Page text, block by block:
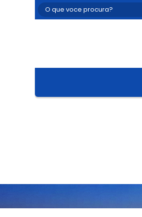
O que voce procura?